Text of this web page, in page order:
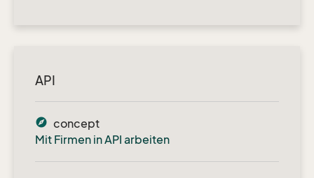
API
explore concept
Mit Firmen in API arbeiten